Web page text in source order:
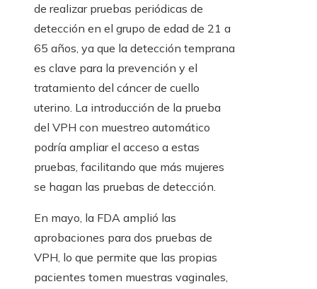
de realizar pruebas periódicas de
detección en el grupo de edad de 21 a
65 años, ya que la detección temprana
es clave para la prevención y el
tratamiento del cáncer de cuello
uterino. La introducción de la prueba
del VPH con muestreo automático
podría ampliar el acceso a estas
pruebas, facilitando que más mujeres
se hagan las pruebas de detección.
En mayo, la FDA amplió las
aprobaciones para dos pruebas de
VPH, lo que permite que las propias
pacientes tomen muestras vaginales,